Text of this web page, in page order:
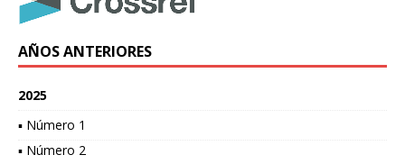
AÑOS ANTERIORES
2025
▪ Número 1
▪ Número 2